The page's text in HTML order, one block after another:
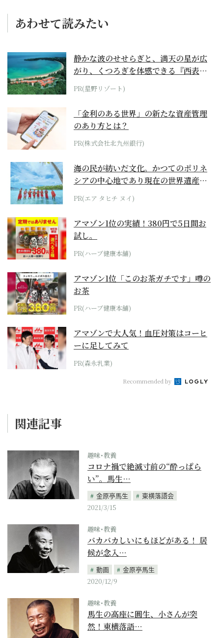
あわせて読みたい
静かな波のせせらぎと、満天の星が広
がり、くつろぎを体感できる『西表島
ホテル by...
PR(星野リゾート)
「金利のある世界」の新たな資産管理
のあり方とは？
PR(株式会社北九州銀行)
海の民が紡いだ文化。かつてのポリネ
シアの中心地であり現在の世界遺産か
らみえてくる...
PR(エア タヒチ ヌイ)
アマゾン1位の実績！380円で5日間お
試し。
PR(ハーブ健康本舗)
アマゾン1位「このお茶ガチです」噂の
お茶
PR(ハーブ健康本舗)
アマゾンで大人気！血圧対策はコーヒ
ーに足してみて
PR(森永乳業)
Recommended by
関連記事
趣味･教養
コロナ禍で絶滅寸前の“酔っぱら
い”。馬生…
金原亭馬生
東横落語会
2021/3/15
趣味･教養
バカバカしいにもほどがある！ 居
候が念入…
動画
金原亭馬生
2020/12/9
趣味･教養
馬生の高座に圓生、小さんが突
然！東横落語…